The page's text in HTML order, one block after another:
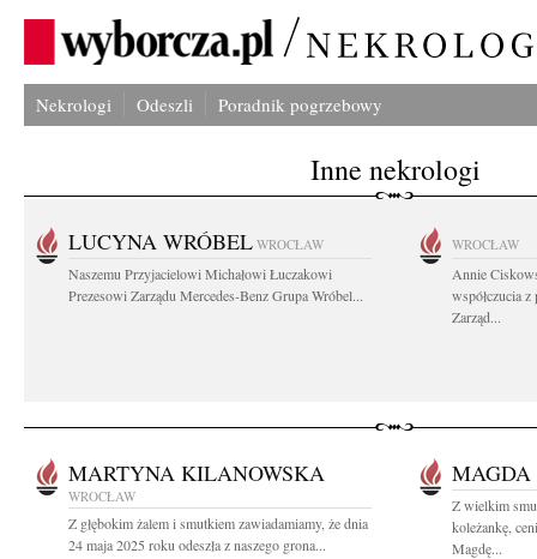
Nekrologi Odeszli Poradnik pogrzebowy
Inne nekrologi
LUCYNA WRÓBEL WROCŁAW
Naszemu Przyjacielowi Michałowi Łuczakowi
Prezesowi Zarządu Mercedes-Benz Grupa Wróbel...
WROCŁAW
Annie
współczucia
Zarząd...
MARTYNA KILANOWSKA
WROCŁAW
Z głębokim żalem i smutkiem zawiadamiamy, że dnia
24 maja 2025 roku odeszła z naszego grona...
Z wielkim
koleżankę,
Magdę...